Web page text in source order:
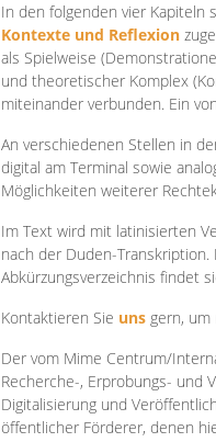
In den folgenden vier Kapiteln
Kontexte und Reflexion
als Spielweise
und theoretischer Komplex
miteinander verbunden. Ein
An verschiedenen Stellen in
digital am Terminal sowie
Möglichkeiten weiterer
Im Text wird mit latinisierten
nach der Duden-
Abkürzungsverzeichnis findet
Kontaktieren Sie uns gern,
Der vom Mime Centrum/
Recherche-, Erprobungs- und
Digitalisierung und
öffentlicher Förderer, denen